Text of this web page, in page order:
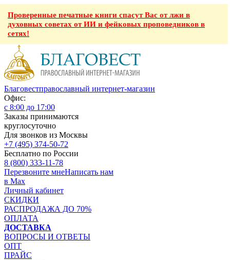
Проверенные печатные книги спасут Вас от лжи в
духовных советах от ИИ и фейковых проповедников в
сетях!
Благовестправославный интернет-магазин
Офис:
с 8:00 до 17:00
Заказы принимаются
круглосуточно
Для звонков из Москвы
+7 (495) 374-50-72
Бесплатно по России
8 (800) 333-11-78
Перезвоните мнеНаписать нам
в Max
Личный кабинет
СКИДКИ
РАСПРОДАЖА ДО 70%
ОПЛАТА
ДОСТАВКА
ВОПРОСЫ И ОТВЕТЫ
ОПТ
ПРАЙС